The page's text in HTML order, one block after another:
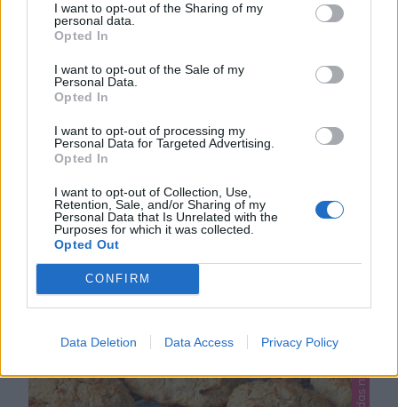
I want to opt-out of the Sharing of my
personal data.
Opted In
I want to opt-out of the Sale of my
Personal Data.
Opted In
I want to opt-out of processing my
Personal Data for Targeted Advertising.
Opted In
I want to opt-out of Collection, Use,
Retention, Sale, and/or Sharing of my
Personal Data that Is Unrelated with the
Purposes for which it was collected.
Opted Out
CONFIRM
Data Deletion Data Access Privacy Policy
Nyttigt Kesobröd! Supergott, mycket lättbakat bröd
som bakas helt utan mjöl. Det blir oerhört saftigt och
bakas ut direkt på plåten. Ingen jäsning eller knådning
utan man rör bara ihop smeten och brer ut den på ett
bakplåtspapper, på en plåt. Enkelt, gott och nyttigt!
Kesobröd utan mjöl Ca 15 bitar 500 g Keso 4 …